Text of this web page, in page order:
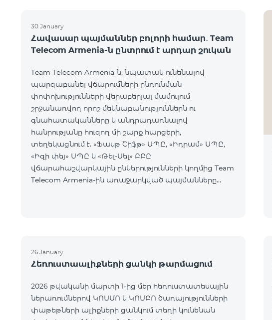
30 January
Հավասար պայմաններ բոլորի համար․ Team
Telecom Armenia-ն ընտրում է արդար շուկան
Team Telecom Armenia-ն, նպատակ ունենալով
պարզաբանել վճարումների ընդունման
փոփոխությունների վերաբերյալ մամուլում
շրջանառվող որոշ մեկնաբանություններն ու
գնահատականները և անդրադառնալով
հանրությանը հուզող մի շարք հարցերի,
տեղեկացնում է. «Ֆասթ Շիֆթ» ՍՊԸ, «Իդրամ» ՍՊԸ,
«Իզի փեյ» ՍՊԸ և «Թել-Սել» ԲԲԸ
վճարահաշվարկային ընկերությունների կողմից Team
Telecom Armenia-ին առաջարկված պայմանները
26 January
Հեռուստաալիքների ցանկի թարմացում
2026 թվականի մարտի 1-ից մեր հեռուստատեսային
ներառումներով ԿՈՍՄՈ և ԿՈՄԲՈ ծառայությունների
փաթեթների ալիքների ցանկում տեղի կունենան